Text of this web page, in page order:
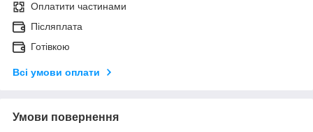
Оплатити частинами
Післяплата
Готівкою
Всі умови оплати
Умови повернення